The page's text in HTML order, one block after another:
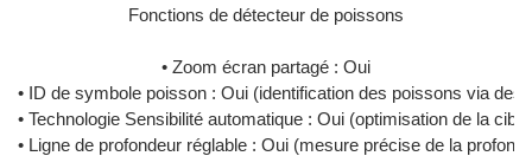
Fonctions de détecteur de poissons
• Zoom écran partagé : Oui
• ID de symbole poisson : Oui (identification des poissons via des
• Technologie Sensibilité automatique : Oui (optimisation de la
• Ligne de profondeur réglable : Oui (mesure précise de la